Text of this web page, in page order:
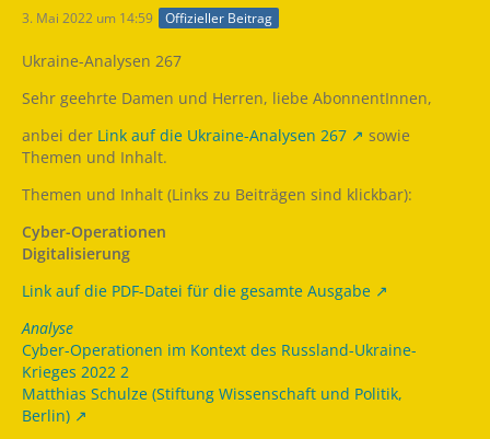
3. Mai 2022 um 14:59 Offizieller Beitrag
Ukraine-Analysen 267
Sehr geehrte Damen und Herren, liebe AbonnentInnen,
anbei der Link auf die Ukraine-Analysen 267
sowie
Themen und Inhalt.
Themen und Inhalt (Links zu Beiträgen sind klickbar):
Cyber-Operationen
Digitalisierung
Link auf die PDF-Datei für die gesamte Ausgabe
Analyse
Cyber-Operationen im Kontext des Russland-Ukraine-
Krieges 2022 2
Matthias Schulze (Stiftung Wissenschaft und Politik,
Berlin)